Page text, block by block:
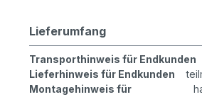
Lieferumfang
Transporthinweis für Endkunden
Lieferhinweis für Endkunden
Montagehinweis für